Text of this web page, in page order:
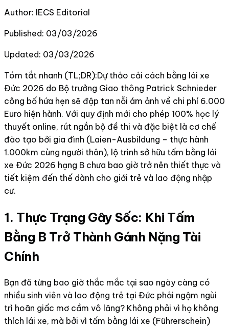
Author: IECS Editorial
Published: 03/03/2026
Updated: 03/03/2026
Tóm tắt nhanh (TL;DR):Dự thảo cải cách bằng lái xe
Đức 2026 do Bộ trưởng Giao thông Patrick Schnieder
công bố hứa hẹn sẽ đập tan nỗi ám ảnh về chi phí 6.000
Euro hiện hành. Với quy định mới cho phép 100% học lý
thuyết online, rút ngắn bộ đề thi và đặc biệt là cơ chế
đào tạo bởi gia đình (Laien-Ausbildung – thực hành
1.000km cùng người thân), lộ trình sở hữu tấm bằng lái
xe Đức 2026 hạng B chưa bao giờ trở nên thiết thực và
tiết kiệm đến thế dành cho giới trẻ và lao động nhập
cư.
1. Thực Trạng Gây Sốc: Khi Tấm
Bằng B Trở Thành Gánh Nặng Tài
Chính
Bạn đã từng bao giờ thắc mắc tại sao ngày càng có
nhiều sinh viên và lao động trẻ tại Đức phải ngậm ngùi
trì hoãn giấc mơ cầm vô lăng? Không phải vì họ không
thích lái xe, mà bởi vì tấm bằng lái xe (Führerschein)